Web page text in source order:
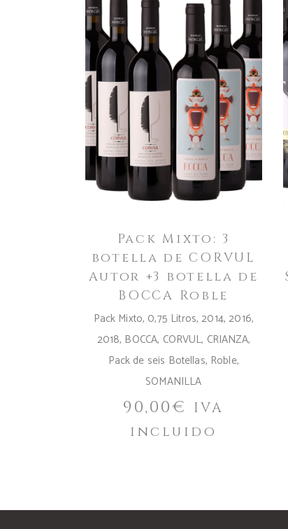
Pack Mixto: 3
botella de CORVUL
Autor +3 botella de
BOCCA Roble
Pack Mixto, 0,75 Litros, 2014, 2016,
2018, BOCCA, CORVUL, CRIANZA,
Pack de seis Botellas, Roble,
SOMANILLA
90,00€
IVA
incluido